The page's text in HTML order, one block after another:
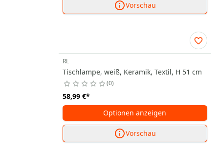
Vorschau
RL
Tischlampe, weiß, Keramik, Textil, H 51 cm
0
58,99 €*
Optionen anzeigen
Vorschau